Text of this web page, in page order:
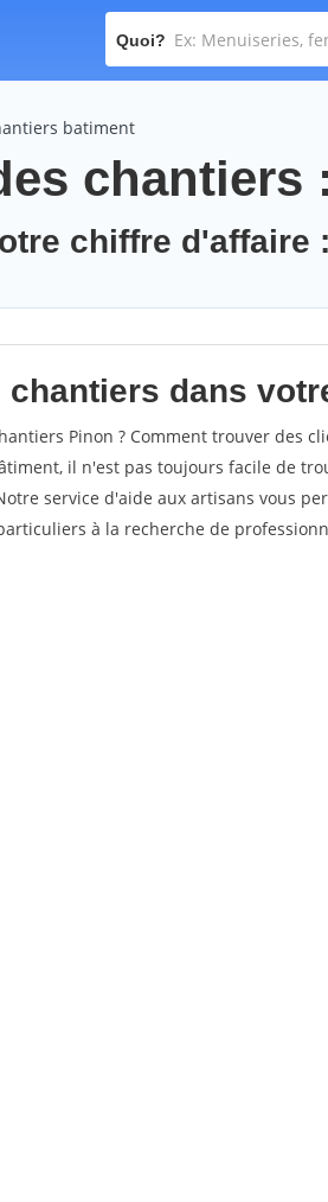
Quoi?
batiment
chantiers
chiffre d'affaire
chantiers dans
Pinon ? Comment trouver des
il n'est pas toujours facile de
service d'aide aux artisans vous
à la recherche de